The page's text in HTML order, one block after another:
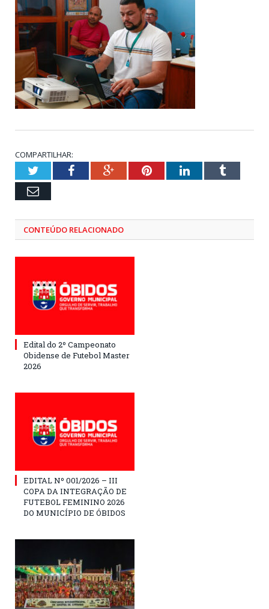
COMPARTILHAR:
TwitterFacebookGoogle+PinterestLinkedInTumblr
Email
CONTEÚDO RELACIONADO
Edital do 2º Campeonato
Obidense de Futebol Master
2026
EDITAL Nº 001/2026 – III
COPA DA INTEGRAÇÃO DE
FUTEBOL FEMININO 2026
DO MUNICÍPIO DE ÓBIDOS